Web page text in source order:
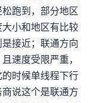
，部分地区
度大小和地区有比较
接近1Gbps；联通方向
速度受限严重，
化的时候单线程下行
商说这个是联通方